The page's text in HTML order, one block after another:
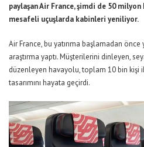
paylaşan Air France, şimdi de 50 milyon
mesafeli uçuşlarda kabinleri yeniliyor.
Air France, bu yatırıma başlamadan
araştırma yaptı. Müşterilerini dinleyen,
düzenleyen havayolu, toplam 10 bin kişi
tasarımını hayata geçirdi.